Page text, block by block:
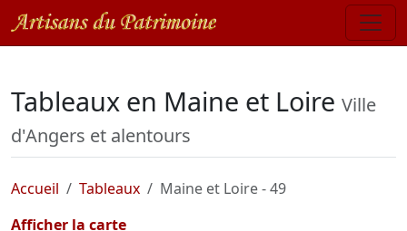
Tableaux en Maine et Loire Ville
d'Angers et alentours
Accueil Tableaux
Maine et Loire - 49
Afficher la carte